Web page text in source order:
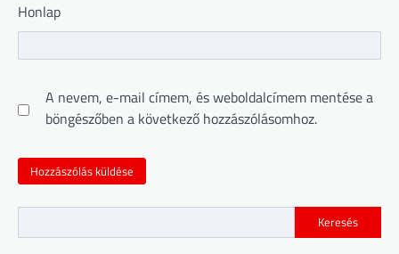
Honlap
A nevem, e-mail címem, és weboldalcímem mentése a
böngészőben a következő hozzászólásomhoz.
Keresés